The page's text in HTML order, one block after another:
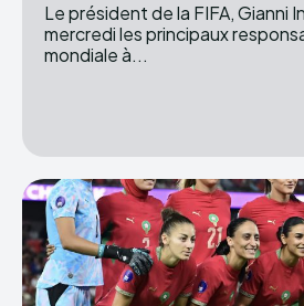
Le président de la FIFA, Gianni
mercredi les principaux
mondiale à...